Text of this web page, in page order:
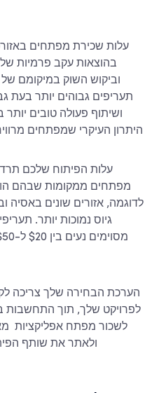
עלות שכירת מפתחים
בהוצאות עקב פרמיות של
וביקוש השוק במיקומם
תעריפים גבוהים יותר בעת
ושיתוף פעולה טובים
היתרון העיקרי שמפתחים
עלות הפיתוח שלכם
מפתחים ממקומות שבהם
לדוגמה, אזורים שונים באסיה
גיוס נמוכות יותר.
הערכת הבחירה שלך צריכה
לפרויקט שלך, תוך התחשבות
לשכור מפתח אפליקציות
ולאתר את שותף